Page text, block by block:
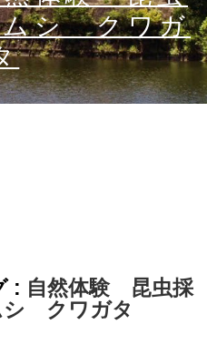
シ クワガ
: 自然体験 昆虫採
クワガタ